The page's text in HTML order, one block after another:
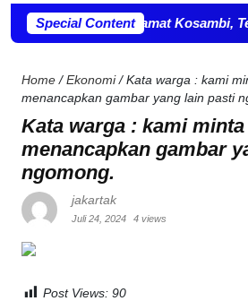
Special Content
OPD, Camat Kosambi, Teluknaga
Home / Ekonomi/ Kata warga : kami
menancapkan gambar yang lain pasti
Kata warga : kami
menancapkan gambar
ngomong.
jakartak
Juli 24, 2024 4 views
Post Views: 90